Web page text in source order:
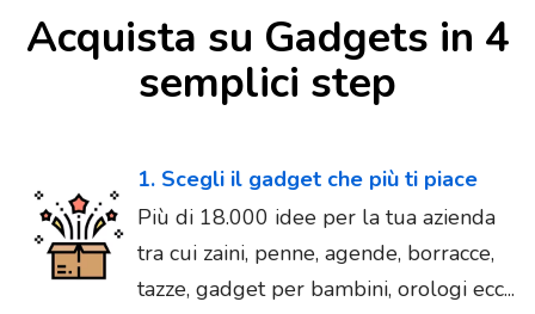
Acquista su Gadgets in 4
semplici step
1. Scegli il gadget che più ti piace
Più di 18.000 idee per la tua azienda
tra cui zaini, penne, agende, borracce,
tazze, gadget per bambini, orologi ecc...